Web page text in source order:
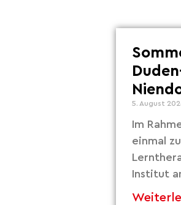
5. August
Im
einmal
Institut